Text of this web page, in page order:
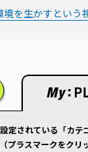
境を生かすという
定されている「カテ
プラスマークをクリ